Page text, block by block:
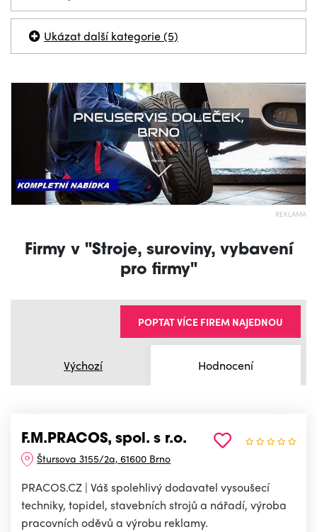
Ukázat další kategorie (5)
REKLAMA
Firmy v "Stroje, suroviny, vybavení
pro firmy"
Výchozí Hodnocení
POPTAT VÍCE FIREM NAJEDNOU
F.M.PRACOS, spol. s r.o.
Štursova 3155/2a, 61600 Brno
PRACOS.CZ | Váš spolehlivý dodavatel vysoušecí
techniky, topidel, stavebních strojů a nářadí, výroba
pracovních oděvů a výrobu reklamy.